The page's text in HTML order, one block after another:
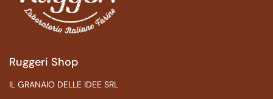
Ruggeri Shop
IL GRANAIO DELLE IDEE SRL